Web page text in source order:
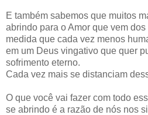
E também sabemos que muitos
abrindo para o Amor que vem
medida que cada vez menos
em um Deus vingativo que quer
sofrimento eterno.
Cada vez mais se distanciam
O que você vai fazer com todo
se abrindo é a razão de nós nos